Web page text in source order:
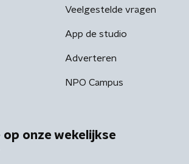
Veelgestelde vragen
App de studio
Adverteren
NPO Campus
op onze wekelijkse